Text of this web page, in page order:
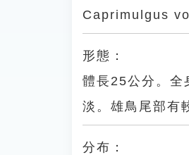
Caprimulgus
形態：
體長25公分。全
淡。雄鳥尾部有
分布：